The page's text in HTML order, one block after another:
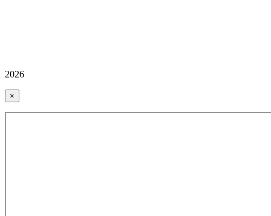
2026
×